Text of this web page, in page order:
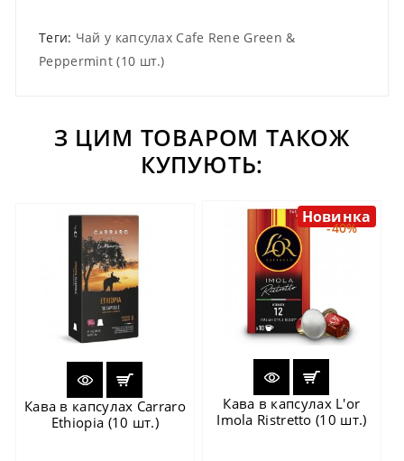
Теги: Чай у капсулах Cafe Rene Green &
Peppermint (10 шт.)
З ЦИМ ТОВАРОМ ТАКОЖ
КУПУЮТЬ:
Кава в капсулах Carraro
Ethiopia (10 шт.)
-40%
Новинка
Кава в капсулах L'or
Imola Ristretto (10 шт.)